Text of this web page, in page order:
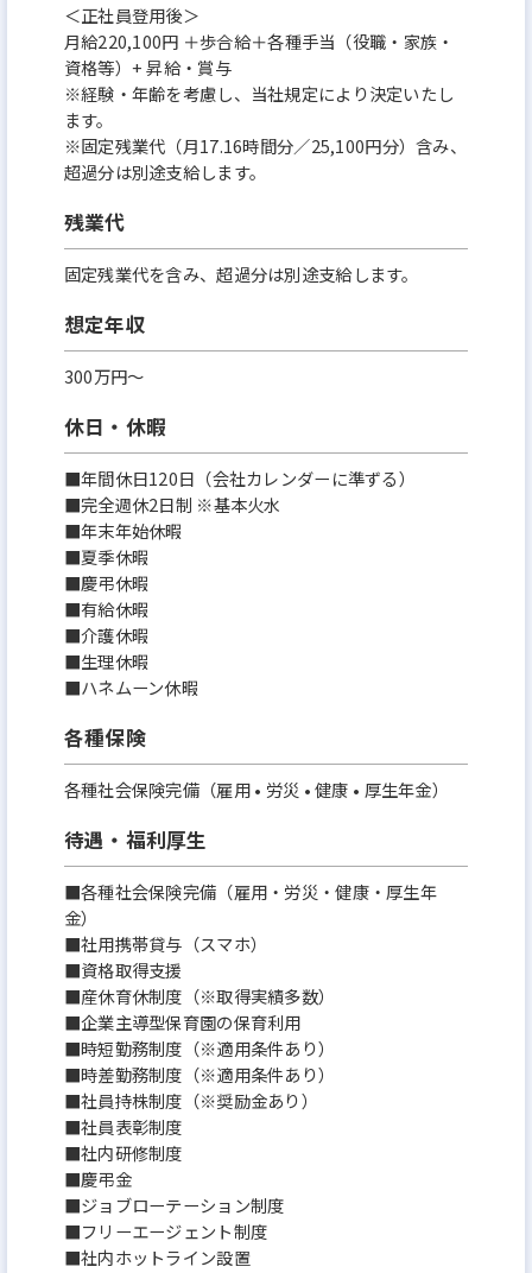
＜正社員登用後＞
月給220,100円 ＋歩合給＋各種手当（役職・家族・
資格等）+ 昇給・賞与
※経験・年齢を考慮し、当社規定により決定いたし
ます。
※固定残業代（月17.16時間分／25,100円分）含み、
超過分は別途支給します。
残業代
固定残業代を含み、超過分は別途支給します。
想定年収
300万円〜
休日・休暇
■年間休日120日（会社カレンダーに準ずる）
■完全週休2日制 ※基本火水
■年末年始休暇
■夏季休暇
■慶弔休暇
■有給休暇
■介護休暇
■生理休暇
■ハネムーン休暇
各種保険
各種社会保険完備（雇用 • 労災 • 健康 • 厚生年金）
待遇・福利厚生
■各種社会保険完備（雇用・労災・健康・厚生年
金）
■社用携帯貸与（スマホ）
■資格取得支援
■産休育休制度（※取得実績多数）
■企業主導型保育園の保育利用
■時短勤務制度（※適用条件あり）
■時差勤務制度（※適用条件あり）
■社員持株制度（※奨励金あり）
■社員表彰制度
■社内研修制度
■慶弔金
■ジョブローテーション制度
■フリーエージェント制度
■社内ホットライン設置